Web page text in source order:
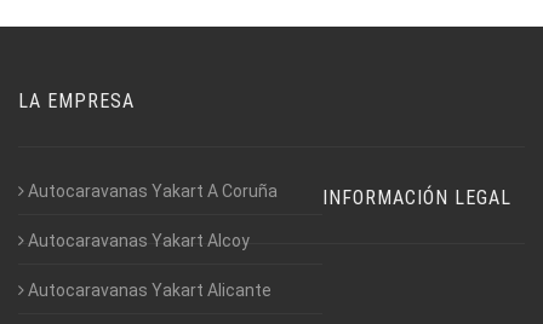
LA EMPRESA
Autocaravanas Yakart A Coruña
Autocaravanas Yakart Alcoy
Autocaravanas Yakart Alicante
INFORMACIÓN LEGAL